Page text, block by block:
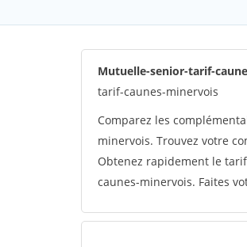
Mutuelle-senior-tarif-
tarif-caunes-minervois
Comparez les
minervois. Trouvez votre
Obtenez rapidement le
caunes-minervois. Faites